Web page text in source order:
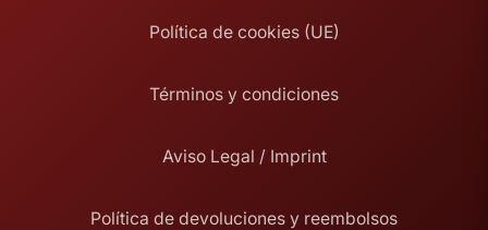
Política de cookies (UE)
Términos y condiciones
Aviso Legal / Imprint
Política de devoluciones y reembolsos